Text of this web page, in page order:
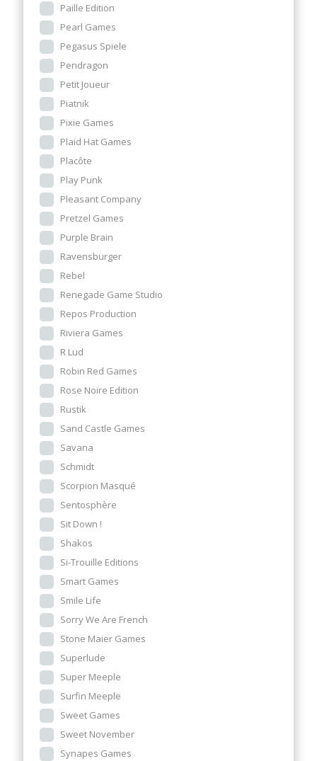
Paille Edition
Pearl Games
Pegasus Spiele
Pendragon
Petit Joueur
Piatnik
Pixie Games
Plaid Hat Games
Placôte
Play Punk
Pleasant Company
Pretzel Games
Purple Brain
Ravensburger
Rebel
Renegade Game Studio
Repos Production
Riviera Games
R Lud
Robin Red Games
Rose Noire Edition
Rustik
Sand Castle Games
Savana
Schmidt
Scorpion Masqué
Sentosphère
Sit Down !
Shakos
Si-Trouille Editions
Smart Games
Smile Life
Sorry We Are French
Stone Maier Games
Superlude
Super Meeple
Surfin Meeple
Sweet Games
Sweet November
Synapes Games